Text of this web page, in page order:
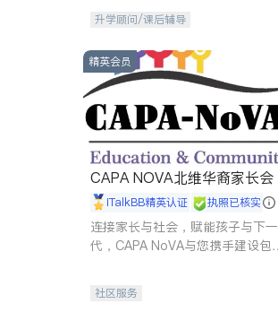
升学顾问/课后辅导
精英会员
CAPA NOVA北维华裔家长会
iTalkBB精英认证 执照已核实
连接家长与社会，赋能孩子与下一
代，CAPA NoVA与您携手建设包
社区服务